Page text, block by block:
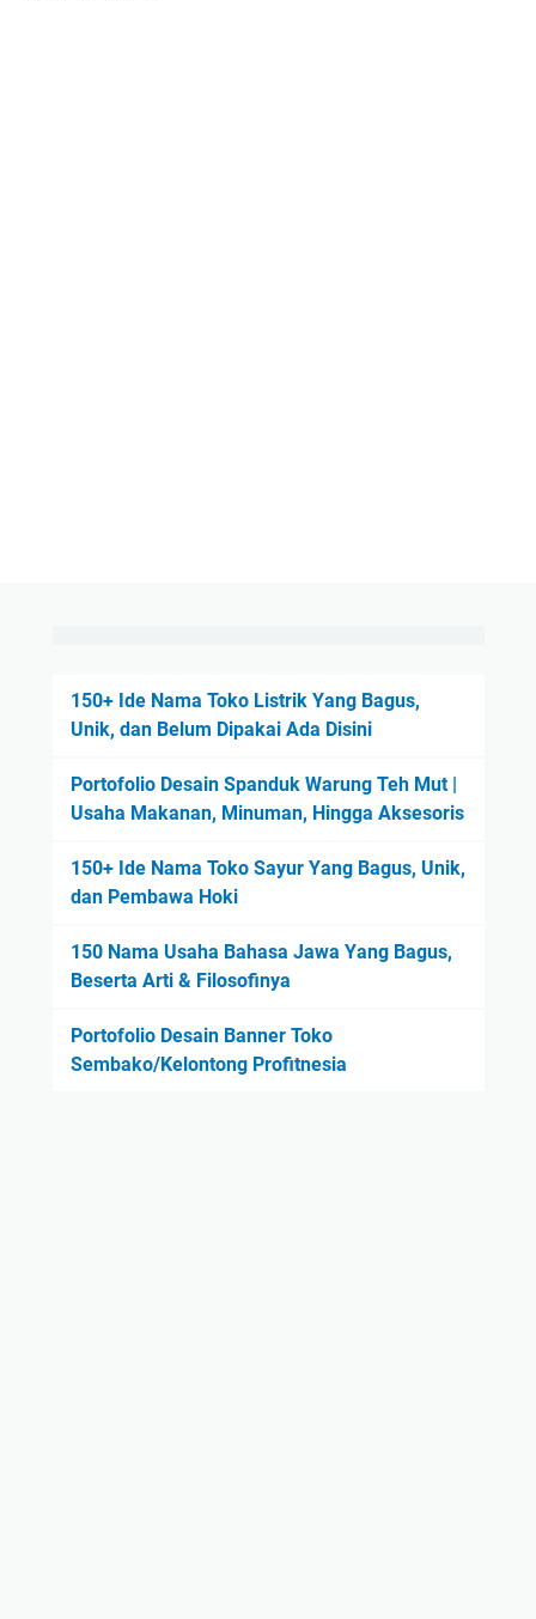
150+ Ide Nama Toko Listrik Yang Bagus,
Unik, dan Belum Dipakai Ada Disini
Portofolio Desain Spanduk Warung Teh Mut |
Usaha Makanan, Minuman, Hingga Aksesoris
150+ Ide Nama Toko Sayur Yang Bagus, Unik,
dan Pembawa Hoki
150 Nama Usaha Bahasa Jawa Yang Bagus,
Beserta Arti & Filosofinya
Portofolio Desain Banner Toko
Sembako/Kelontong Profitnesia